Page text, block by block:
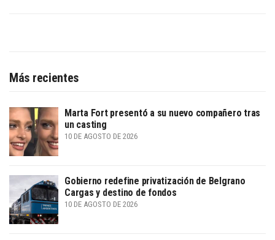
Más recientes
Marta Fort presentó a su nuevo compañero tras
un casting
10 DE AGOSTO DE 2026
Gobierno redefine privatización de Belgrano
Cargas y destino de fondos
10 DE AGOSTO DE 2026